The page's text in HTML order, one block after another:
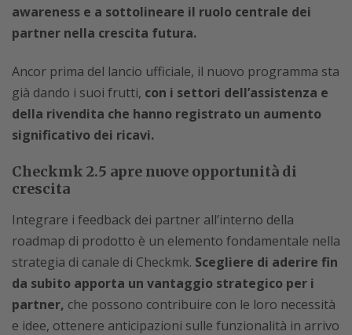
awareness e a sottolineare il ruolo centrale dei
partner nella crescita futura.
Ancor prima del lancio ufficiale, il nuovo programma sta
già dando i suoi frutti, con i settori dell’assistenza e
della rivendita che hanno registrato un aumento
significativo dei ricavi.
Checkmk 2.5 apre nuove opportunità di
crescita
Integrare i feedback dei partner all’interno della
roadmap di prodotto è un elemento fondamentale nella
strategia di canale di Checkmk. Scegliere di aderire fin
da subito apporta un vantaggio strategico per i
partner, che possono contribuire con le loro necessità
e idee, ottenere anticipazioni sulle funzionalità in arrivo